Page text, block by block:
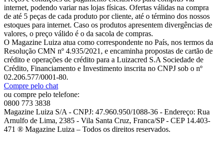
internet, podendo variar nas lojas físicas. Ofertas válidas na compra
de até 5 peças de cada produto por cliente, até o término dos nossos
estoques para internet. Caso os produtos apresentem divergências de
valores, o preço válido é o da sacola de compras.
O Magazine Luiza atua como correspondente no País, nos termos da
Resolução CMN nº 4.935/2021, e encaminha propostas de cartão de
crédito e operações de crédito para a Luizacred S.A Sociedade de
Crédito, Financiamento e Investimento inscrita no CNPJ sob o nº
02.206.577/0001-80.
Compre pelo chat
ou compre pelo telefone:
0800 773 3838
Magazine Luiza S/A - CNPJ: 47.960.950/1088-36 - Endereço: Rua
Arnulfo de Lima, 2385 - Vila Santa Cruz, Franca/SP - CEP 14.403-
471 ® Magazine Luiza – Todos os direitos reservados.